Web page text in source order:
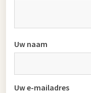
Uw naam
Uw e-mailadres